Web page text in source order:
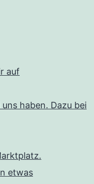
auf
haben. Dazu bei
etwas